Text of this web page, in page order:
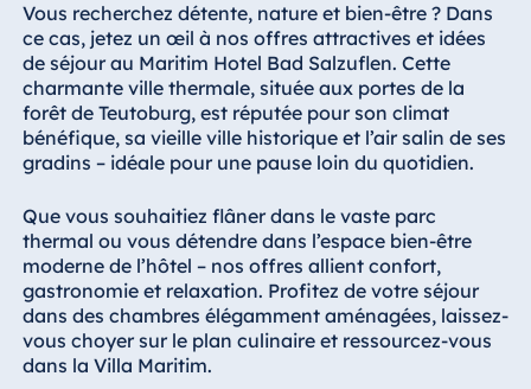
Hotel Ingolstadt
Hotel Bellevue
Kiel
Hotel Köln
Hotel
Hotel Magdeburg
Hotel München
Hotel Stuttgart
Seehotel
Timmendorfer
Vous recherchez détente, nature et bien-être ? Dans
ce cas, jetez un œil à nos offres attractives et idées
de séjour au Maritim Hotel Bad Salzuflen. Cette
charmante ville thermale, située aux portes de la
forêt de Teutoburg, est réputée pour son climat
bénéfique, sa vieille ville historique et l’air salin de ses
gradins – idéale pour une pause loin du quotidien.
Que vous souhaitiez flâner dans le vaste parc
thermal ou vous détendre dans l’espace bien-être
moderne de l’hôtel – nos offres allient confort,
gastronomie et relaxation. Profitez de votre séjour
dans des chambres élégamment aménagées, laissez-
vous choyer sur le plan culinaire et ressourcez-vous
dans la Villa Maritim.